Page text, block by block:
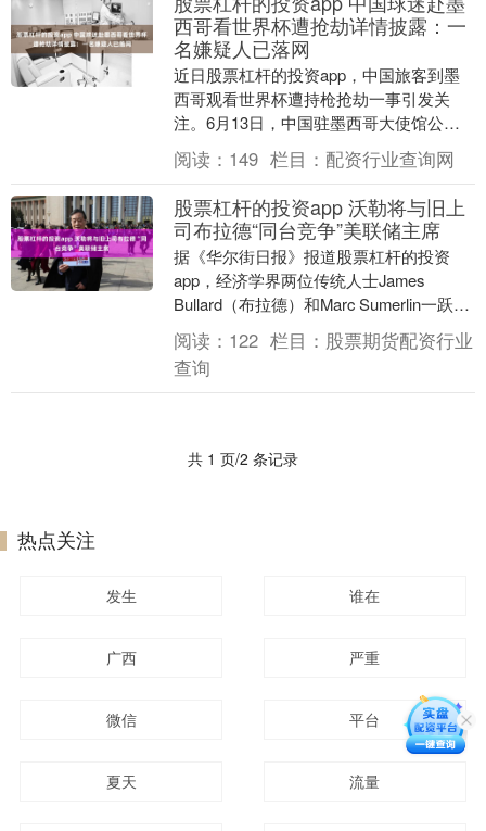
西哥看世界杯遭抢劫详情披露：一
名嫌疑人已落网
近日股票杠杆的投资app，中国旅客到墨
西哥观看世界杯遭持枪抢劫一事引发关
注。6月13日，中国驻墨西哥大使馆公布
了该案的最新进展，墨方当天上午向使馆
通告，两名涉案....
阅读： 149 栏目： 配资行业查询网
股票杠杆的投资app 沃勒将与旧上
司布拉德“同台竞争”美联储主席
据《华尔街日报》报道股票杠杆的投资
app，经济学界两位传统人士James
Bullard（布拉德）和Marc Sumerlin一跃成
为现任美联储主席鲍威尔的潜在....
阅读： 122 栏目： 股票期货配资行业
查询
共 1 页/2 条记录
热点关注
发生 谁在
广西 严重
微信 平台
夏天 流量